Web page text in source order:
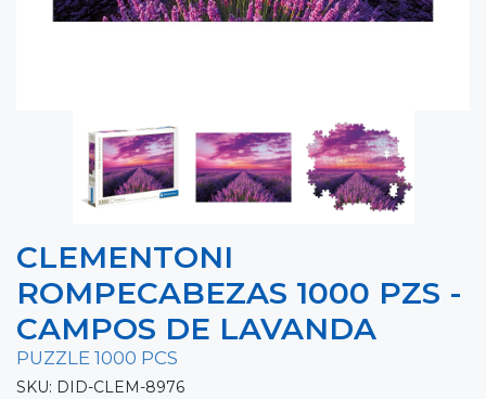
CLEMENTONI
ROMPECABEZAS 1000 PZS -
CAMPOS DE LAVANDA
PUZZLE 1000 PCS
SKU: DID-CLEM-8976